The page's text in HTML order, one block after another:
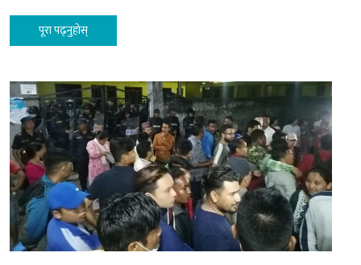
पूरा पढ्नुहोस्